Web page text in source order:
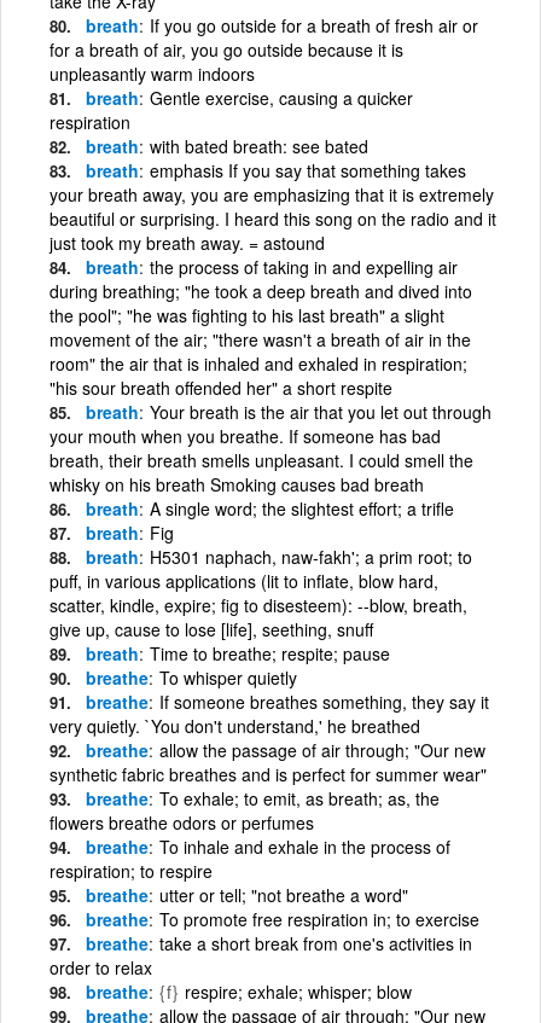
breath If you go outside for a breath of fresh air or
for a breath of air, you go outside because it is
unpleasantly warm indoors
breath Gentle exercise, causing a quicker
respiration
breath with bated breath: see bated
breath emphasis If you say that something takes
your breath away, you are emphasizing that it is extremely
beautiful or surprising. I heard this song on the radio and it
just took my breath away. = astound
breath the process of taking in and expelling air
during breathing; "he took a deep breath and dived into
the pool"; "he was fighting to his last breath" a slight
movement of the air; "there wasn't a breath of air in the
room" the air that is inhaled and exhaled in respiration;
"his sour breath offended her" a short respite
breath Your breath is the air that you let out through
your mouth when you breathe. If someone has bad
breath, their breath smells unpleasant. I could smell the
whisky on his breath Smoking causes bad breath
breath A single word; the slightest effort; a trifle
breath Fig
breath H5301 naphach, naw-fakh'; a prim root; to
puff, in various applications (lit to inflate, blow hard,
scatter, kindle, expire; fig to disesteem): --blow, breath,
give up, cause to lose [life], seething, snuff
breath Time to breathe; respite; pause
breathe To whisper quietly
breathe If someone breathes something, they say it
very quietly. `You don't understand,' he breathed
breathe allow the passage of air through; "Our new
synthetic fabric breathes and is perfect for summer wear"
breathe To exhale; to emit, as breath; as, the
flowers breathe odors or perfumes
breathe To inhale and exhale in the process of
respiration; to respire
breathe utter or tell; "not breathe a word"
breathe To promote free respiration in; to exercise
breathe take a short break from one's activities in
order to relax
breathe {f} respire; exhale; whisper; blow
breathe allow the passage of air through; "Our new